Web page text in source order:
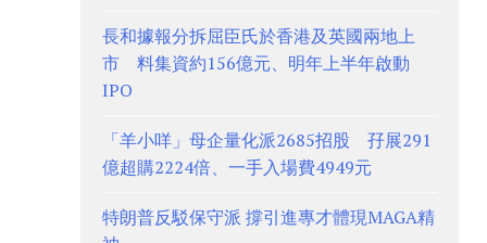
長和據報分拆屈臣氏於香港及英國兩地上
市 料集資約156億元、明年上半年啟動
IPO
「羊小咩」母企量化派2685招股 孖展291
億超購2224倍、一手入場費4949元
特朗普反駁保守派 撐引進專才體現MAGA精